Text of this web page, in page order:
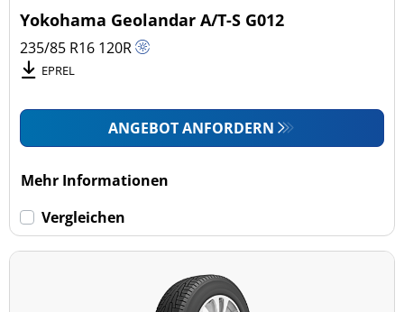
Yokohama Geolandar A/T-S G012
235/85 R16 120R
EPREL
ANGEBOT ANFORDERN
Mehr Informationen
Vergleichen